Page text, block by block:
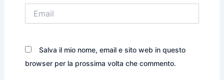
Salva il mio nome, email e sito web in questo
browser per la prossima volta che commento.